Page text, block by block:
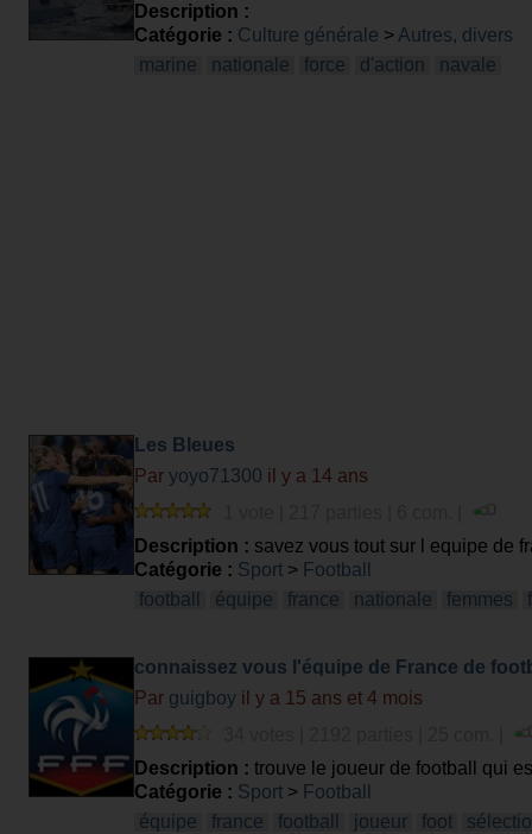
Description :
Catégorie : Culture générale > Autres, divers
marine
nationale force d'action navale
Les Bleues
Par yoyo71300 il y a 14 ans
Description : savez vous tout sur l equipe de
Catégorie : Sport > Football
football
équipe france nationale femmes
connaissez vous l'équipe de France de
Par guigboy il y a 15 ans et 4 mois
Description : trouve le joueur de football qui
Catégorie : Sport > Football
équipe
france football joueur foot